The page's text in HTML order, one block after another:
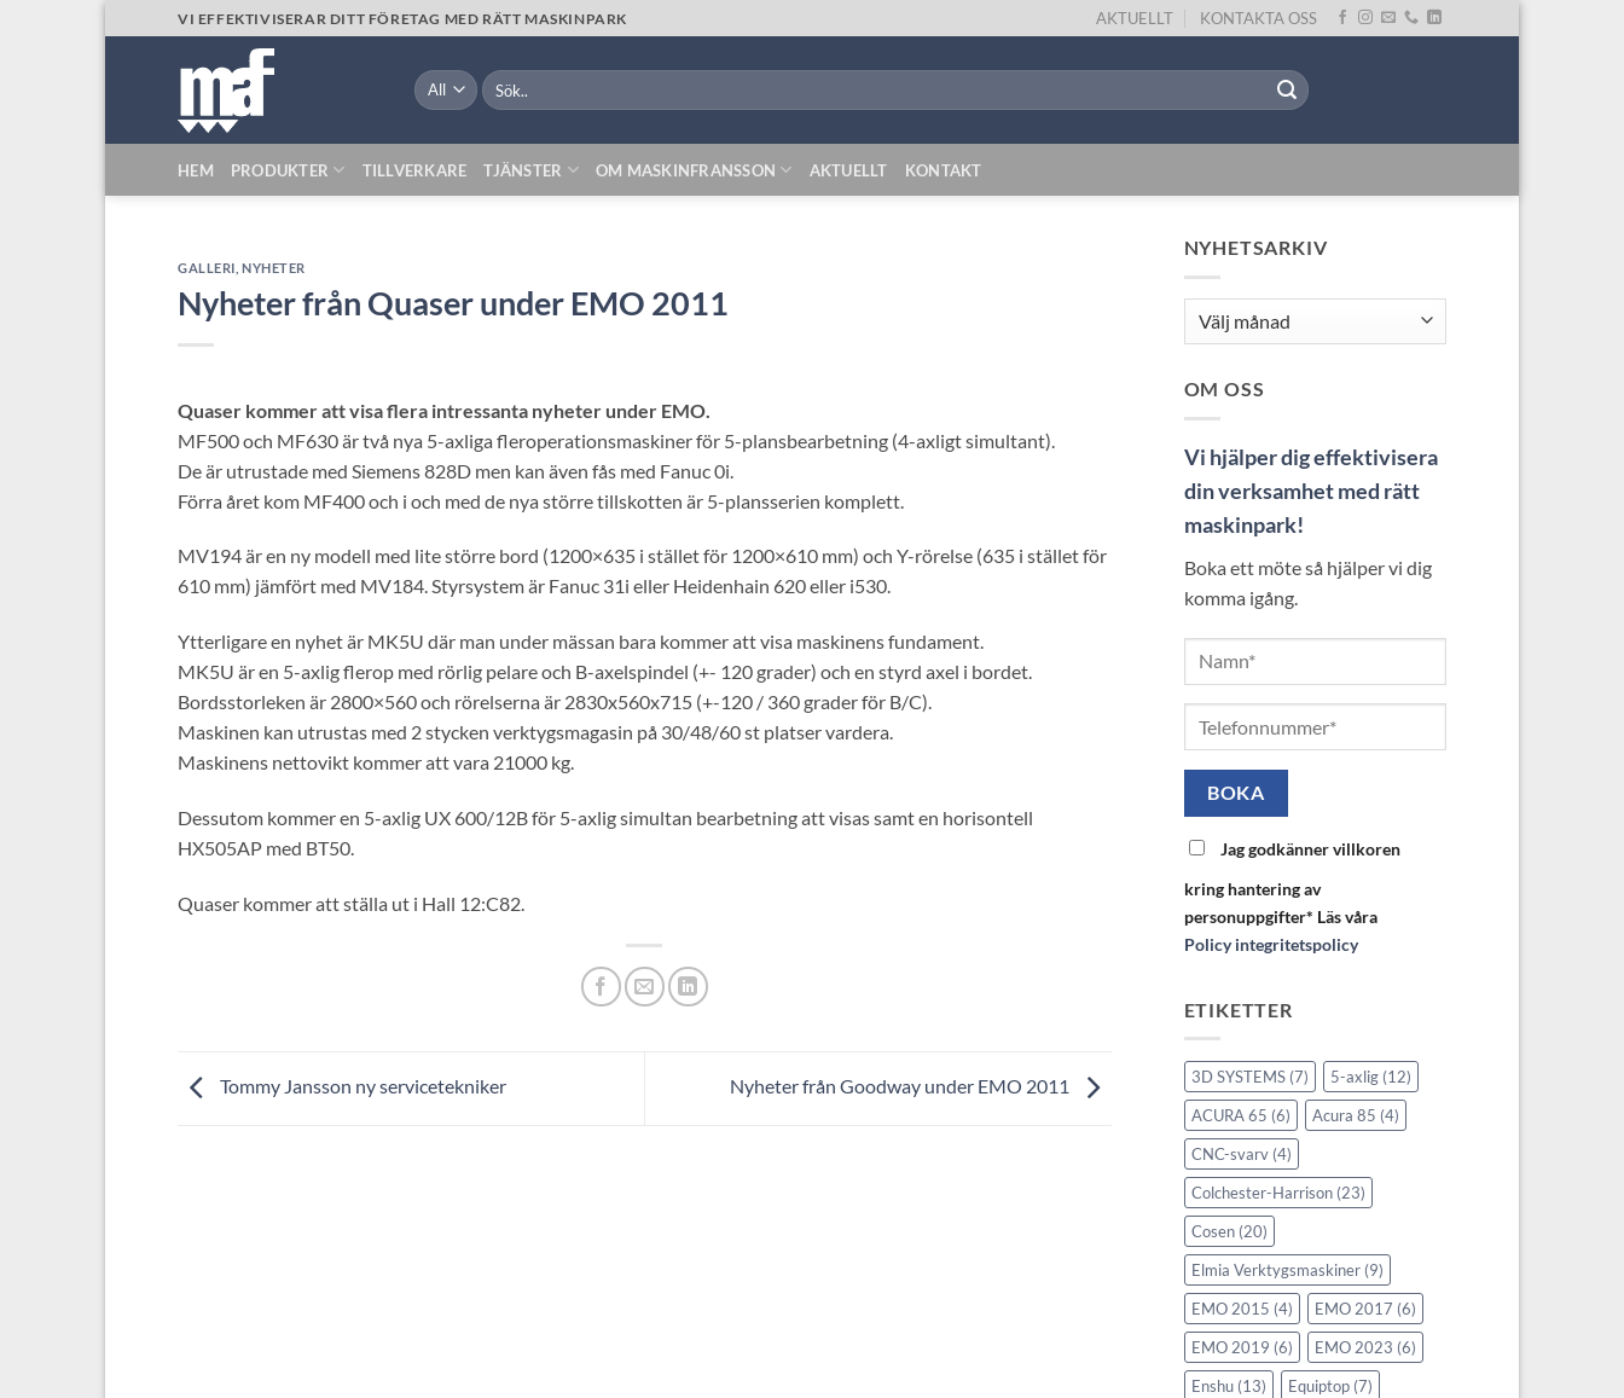
to
VI EFFEKTIVISERAR DITT FÖRETAG MED RÄTT MASKINPARK AKTUELLT KONTAKTA OSS
Sök
efter:
HEM PRODUKTER TILLVERKARE TJÄNSTER OM MASKINFRANSSON AKTUELLT KONTAKT
GALLERI ,NYHETER
Nyheter från Quaser under EMO 2011
Quaser kommer att visa flera intressanta nyheter under EMO.
MF500 och MF630 är två nya 5-axliga fleroperationsmaskiner för 5-plansbearbetning (4-axligt simultant).
De är utrustade med Siemens 828D men kan även fås med Fanuc 0i.
Förra året kom MF400 och i och med de nya större tillskotten är 5-plansserien komplett.
MV194 är en ny modell med lite större bord (1200×635 i stället för 1200×610 mm) och Y-rörelse (635 i stället för
610 mm) jämfört med MV184. Styrsystem är Fanuc 31i eller Heidenhain 620 eller i530.
Ytterligare en nyhet är MK5U där man under mässan bara kommer att visa maskinens fundament.
MK5U är en 5-axlig flerop med rörlig pelare och B-axelspindel (+- 120 grader) och en styrd axel i bordet.
Bordsstorleken är 2800×560 och rörelserna är 2830x560x715 (+-120 / 360 grader för B/C).
Maskinen kan utrustas med 2 stycken verktygsmagasin på 30/48/60 st platser vardera.
Maskinens nettovikt kommer att vara 21000 kg.
Dessutom kommer en 5-axlig UX 600/12B för 5-axlig simultan bearbetning att visas samt en horisontell
HX505AP med BT50.
Quaser kommer att ställa ut i Hall 12:C82.
Tommy Jansson ny servicetekniker Nyheter från Goodway under EMO 2011
NYHETSARKIV
Nyhetsarkiv
OM OSS
Vi hjälper dig effektivisera
din verksamhet med rätt
maskinpark!
Boka ett möte så hjälper vi dig
komma igång.
Jag godkänner villkoren
kring hantering av
personuppgifter* Läs våra
Policy integritetspolicy
ETIKETTER
3D SYSTEMS(7) 5-axlig(12)
ACURA 65 (6) Acura 85 (4)
CNC-svarv(4)
Colchester-Harrison(23)
Cosen(20)
Elmia Verktygsmaskiner(9)
EMO 2015 (4) EMO 2017 (6)
EMO 2019 (6) EMO 2023 (6)
Enshu(13) Equiptop(7)